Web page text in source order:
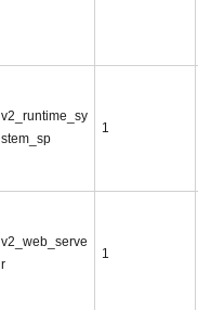
v2_runtime_sy
stem_sp
1
v2_web_serve
r
1